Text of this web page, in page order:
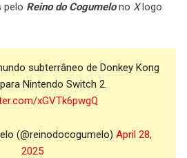
pelo Reino do Cogumelono Xlogo
subterrâneo de Donkey Kong
Nintendo Switch 2.
xGVTk6pwgQ
(@reinodocogumelo) April 28,
2025